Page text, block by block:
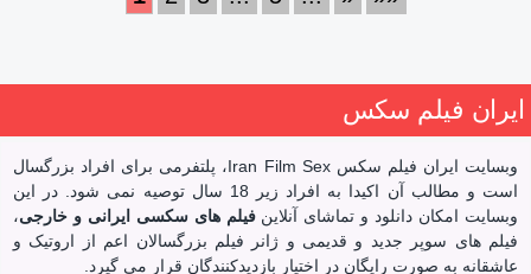
ایران فیلم سکس
وبسایت ایران فیلم سکس Iran Film Sex، پلتفرمی برای افراد بزرگسال
است و مطالب آن اکیدا به افراد زیر 18 سال توصیه نمی شود. در این
وبسایت امکان دانلود و تماشای آنلاینفیلم های سکسی ایرانی و خارجی،
فیلم های سوپر جدید و قدیمی و ژانر فیلم بزرگسالان اعم از اروتیک و
عاشقانه به صورت رایگان در اختیار بازدیدکنندگان قرار می گیرد.